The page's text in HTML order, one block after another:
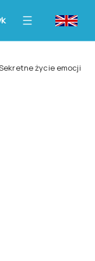
życie emocji